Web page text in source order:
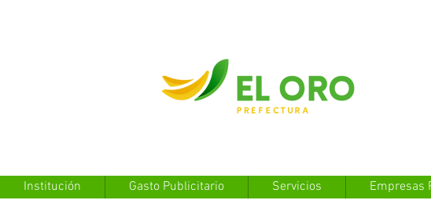
Institución Gasto Publicitario Servicios Empresas